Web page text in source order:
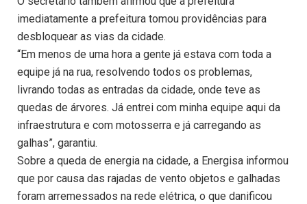
imediatamente a prefeitura tomou providências para
desbloquear as vias da cidade.
“Em menos de uma hora a gente já estava com toda a
equipe já na rua, resolvendo todos os problemas,
livrando todas as entradas da cidade, onde teve as
quedas de árvores. Já entrei com minha equipe aqui da
infraestrutura e com motosserra e já carregando as
galhas”, garantiu.
Sobre a queda de energia na cidade, a Energisa informou
que por causa das rajadas de vento objetos e galhadas
foram arremessados na rede elétrica, o que danificou